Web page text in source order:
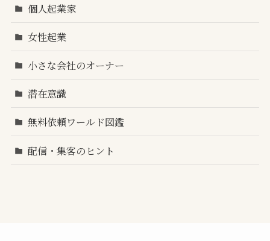
個人起業家
女性起業
小さな会社のオーナー
潜在意識
無料依頼ワールド図鑑
配信・集客のヒント